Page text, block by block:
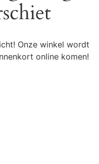
Onze winkel wordt
online komen!